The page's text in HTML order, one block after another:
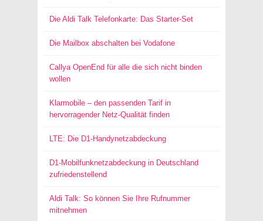
Die Aldi Talk Telefonkarte: Das Starter-Set
Die Mailbox abschalten bei Vodafone
Callya OpenEnd für alle die sich nicht binden
wollen
Klarmobile – den passenden Tarif in
hervorragender Netz-Qualität finden
LTE: Die D1-Handynetzabdeckung
D1-Mobilfunknetzabdeckung in Deutschland
zufriedenstellend
Aldi Talk: So können Sie Ihre Rufnummer
mitnehmen